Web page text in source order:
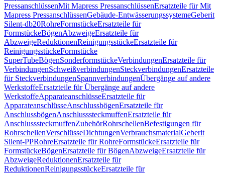
PressanschlüssenMit Mapress PressanschlüssenErsatzteile für Mit
Mapress PressanschlüssenGebäude-EntwässerungssystemeGeberit
Silent-db20RohreFormstückeErsatzteile für
FormstückeBögenAbzweigeErsatzteile für
AbzweigeReduktionenReinigungsstückeErsatzteile für
ReinigungsstückeFormstücke
SuperTubeBögenSonderformstückeVerbindungenErsatzteile für
VerbindungenSchweißverbindungenSteckverbindungenErsatzteile
für SteckverbindungenSpannverbindungenÜbergänge auf andere
WerkstoffeErsatzteile für Übergänge auf andere
WerkstoffeApparateanschlüsseErsatzteile für
ApparateanschlüsseAnschlussbögenErsatzteile für
AnschlussbögenAnschlusssteckmuffenErsatzteile für
AnschlusssteckmuffenZubehörRohrschellenBefestigungen für
RohrschellenVerschlüsseDichtungenVerbrauchsmaterialGeberit
Silent-PPRohreErsatzteile für RohreFormstückeErsatzteile für
FormstückeBögenErsatzteile für BögenAbzweigeErsatzteile für
AbzweigeReduktionenErsatzteile für
ReduktionenReinigungsstückeErsatzteile für